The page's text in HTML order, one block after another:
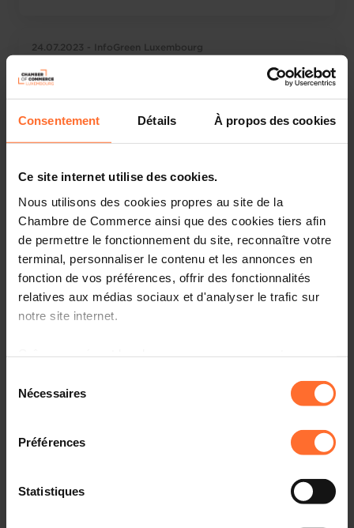
Consentement Détails À propos des cookies
Ce site internet utilise des cookies.
Nous utilisons des cookies propres au site de la
Chambre de Commerce ainsi que des cookies tiers afin
de permettre le fonctionnement du site, reconnaître votre
terminal, personnaliser le contenu et les annonces en
fonction de vos préférences, offrir des fonctionnalités
relatives aux médias sociaux et d'analyser le trafic sur
notre site internet.
à l’exception des cookies strictement nécessaires au
fonctionnement du site. Une description des différents
cookies est accessible sous l’onglet « Détails » ci-
dessus.
Il est précisé que la navigation sur le site et certaines
fonctionnalités (ex : lecture de vidéos, partage sur les
Nécessaires
Préférences
Statistiques
24.07.2023 - InfoGreen Luxembourg
La taxonomie européenne : opportunités et défis
pour les PME
New Bust, Portraits of Grand Duke Guillaume
Unveiled
L’individualisation fiscale manque de cohérence
Les six pistes de la Fondation Idea pour réorienter
À Osaka, le pavillon luxembourgeois sacré pour sa